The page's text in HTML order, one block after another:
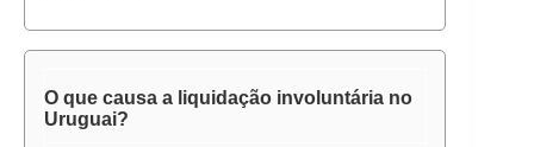
O que causa a liquidação involuntária no
Uruguai?